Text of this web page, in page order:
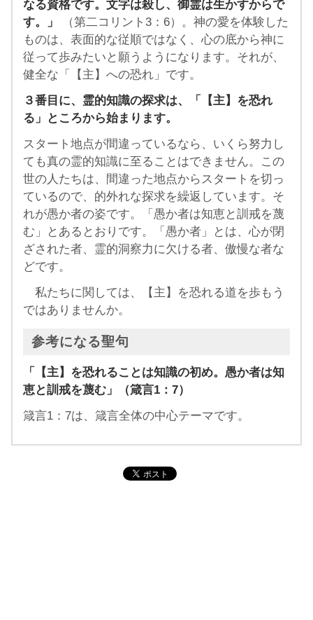
なる資格です。文字は殺し、御霊は生かすからで
す。」
（第二コリント3：6）。神の愛を体験した
ものは、表面的な従順ではなく、心の底から神に
従って歩みたいと願うようになります。それが、
健全な「【主】への恐れ」です。
３番目に、霊的知識の探求は、「【主】を恐れ
る」ところから始まります。
スタート地点が間違っているなら、いくら努力し
ても真の霊的知識に至ることはできません。この
世の人たちは、間違った地点からスタートを切っ
ているので、的外れな探求を繰返しています。そ
れが愚か者の姿です。「愚か者は知恵と訓戒を蔑
む」とあるとおりです。「愚か者」とは、心が閉
ざされた者、霊的洞察力に欠ける者、傲慢な者な
どです。
私たちに関しては、【主】を恐れる道を歩もう
ではありませんか。
参考になる聖句
「【主】を恐れることは知識の初め。愚か者は知
恵と訓戒を蔑む」（箴言1：7）
箴言1：7は、箴言全体の中心テーマです。